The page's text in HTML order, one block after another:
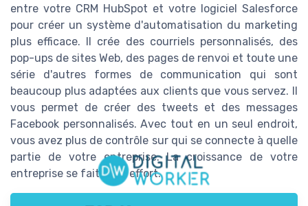
entre votre CRM HubSpot et votre logiciel Salesforce
pour créer un système d'automatisation du marketing
plus efficace. Il crée des courriels personnalisés, des
pop-ups de sites Web, des pages de renvoi et toute une
série d'autres formes de communication qui sont
beaucoup plus adaptées aux clients que vous servez. Il
vous permet de créer des tweets et des messages
Facebook personnalisés. Avec tout en un seul endroit,
vous avez plus de contrôle sur qui se connecte à quelle
partie de votre entreprise. La croissance de votre
entreprise se fait sans effort.